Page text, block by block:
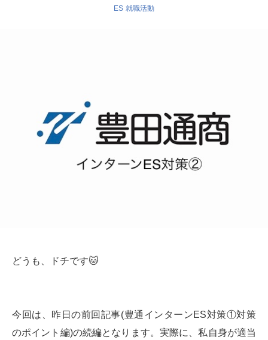
ES 就職活動
どうも、ドチです🐱
今回は、昨日の前回記事(豊通インターンES対策①対策
のポイント編)の続編となります。実際に、私自身が適当